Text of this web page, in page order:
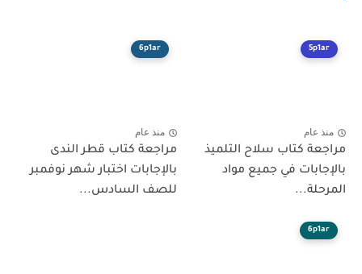
5p1ar
منذ عام
مراجعة كتاب سلاح التلميذ
بالإجابات في جميع مواد
المرحلة...
6p1ar
منذ عام
مراجعة كتاب قطر الندى
بالإجابات اختبار شهر نوفمبر
للصف السادس...
6p1ar